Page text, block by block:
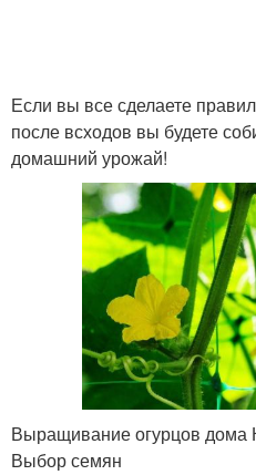
Если вы все сделаете
после всходов вы будете
домашний урожай!
Выращивание огурцов дома
Выбор семян